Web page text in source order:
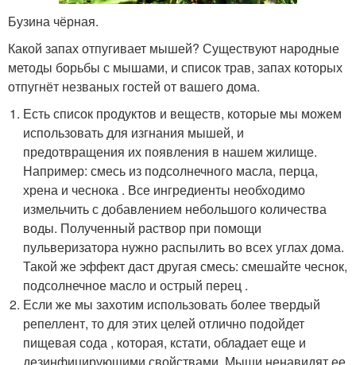
Бузина чёрная.
Какой запах отпугивает мышей? Существуют народные
методы борьбы с мышами, и список трав, запах которых
отпугнёт незваных гостей от вашего дома.
Есть список продуктов и веществ, которые мы можем
использовать для изгнания мышей, и
предотвращения их появления в нашем жилище.
Например: смесь из подсолнечного масла, перца,
хрена и чеснока . Все ингредиенты необходимо
измельчить с добавлением небольшого количества
воды. Полученный раствор при помощи
пульверизатора нужно распылить во всех углах дома.
Такой же эффект даст другая смесь: смешайте чеснок,
подсолнечное масло и острый перец .
Если же мы захотим использовать более твердый
репеллент, то для этих целей отлично подойдет
пищевая сода , которая, кстати, обладает еще и